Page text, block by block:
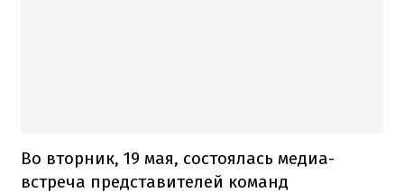
Во вторник, 19 мая, состоялась медиа-
встреча представителей команд